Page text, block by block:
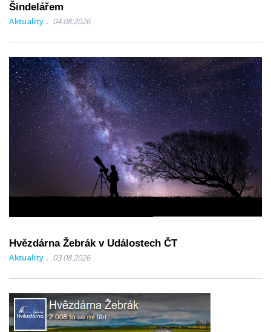
Šindelářem
Aktuality 04.08.2026
Hvězdárna Žebrák v Událostech ČT
Aktuality 03.08.2026